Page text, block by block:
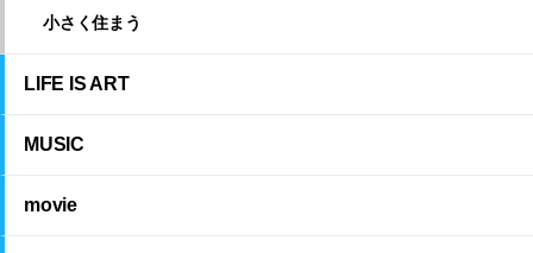
小さく住まう
LIFE IS ART
MUSIC
movie